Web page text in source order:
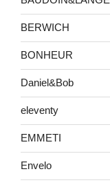
BERWICH
BONHEUR
Daniel&Bob
eleventy
EMMETI
Envelo